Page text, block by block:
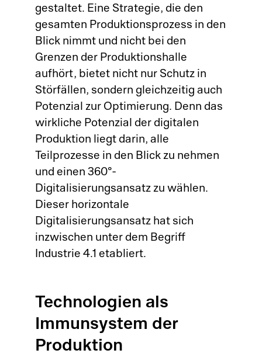
gestaltet. Eine Strategie, die den
gesamten Produktionsprozess in den
Blick nimmt und nicht bei den
Grenzen der Produktionshalle
aufhört, bietet nicht nur Schutz in
Störfällen, sondern gleichzeitig auch
Potenzial zur Optimierung. Denn das
wirkliche Potenzial der digitalen
Produktion liegt darin, alle
Teilprozesse in den Blick zu nehmen
und einen 360°-
Digitalisierungsansatz zu wählen.
Dieser horizontale
Digitalisierungsansatz hat sich
inzwischen unter dem Begriff
Industrie 4.1 etabliert.
Technologien als
Immunsystem der
Produktion